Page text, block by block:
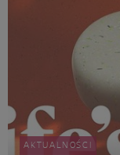
AKTUALNOŚCI